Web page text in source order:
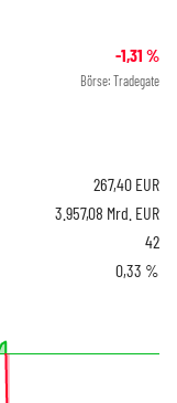
-1,31 %
Börse: Tradegate
267,40 EUR
3.957,08 Mrd. EUR
42
0,33 %